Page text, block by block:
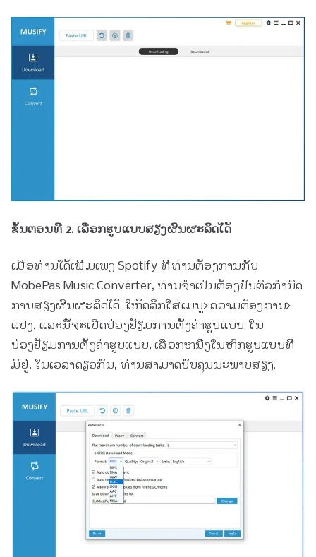
ຂັ້ນ​ຕອນ​ທີ 2. ເລືອກ​ຮູບ​ແບບ​ສຽງ​ຜົນ​ຜະ​ລິດ​ໄດ້​
ເມື່ອ​ທ່ານ​ໄດ້​ເພີ່ມ​ເພງ Spotify ທີ່​ທ່ານ​ຕ້ອງ​ການ​ກັບ
MobePas Music Converter​, ທ່ານ​ຈໍາ​ເປັນ​ຕ້ອງ​ປັບ​ຕົວ​ກໍາ​ນົດ​
ການ​ສຽງ​ຜົນ​ຜະ​ລິດ​ໄດ້​. ໃຫ້​ຄລິກ​ໃສ່​ເມ​ນູ​> ຄວາມ​ຕ້ອງ​ການ​>
ແປງ​, ແລະ​ນີ້​ຈະ​ເປີດ​ປ່ອງ​ຢ້ຽມ​ການ​ຕັ້ງ​ຄ່າ​ຮູບ​ແບບ​. ໃນ
ປ່ອງຢ້ຽມການຕັ້ງຄ່າຮູບແບບ, ເລືອກຫນຶ່ງໃນຫົກຮູບແບບທີ່
ມີຢູ່. ໃນເວລາດຽວກັນ, ທ່ານສາມາດປັບຄຸນນະພາບສຽງ.